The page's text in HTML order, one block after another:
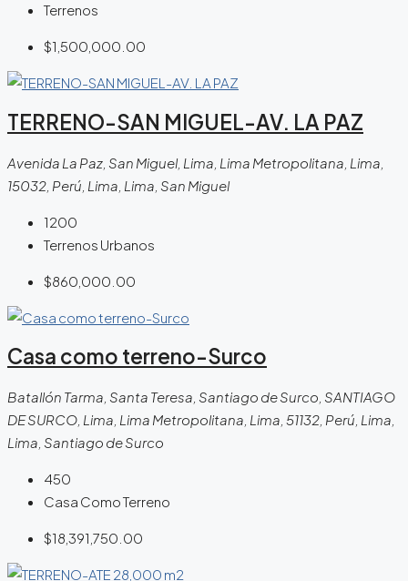
Terrenos
$1,500,000.00
TERRENO-SAN MIGUEL-AV. LA PAZ
Avenida La Paz, San Miguel, Lima, Lima Metropolitana, Lima,
15032, Perú, Lima, Lima, San Miguel
1200
Terrenos Urbanos
$860,000.00
Casa como terreno-Surco
Batallón Tarma, Santa Teresa, Santiago de Surco, SANTIAGO
DE SURCO, Lima, Lima Metropolitana, Lima, 51132, Perú, Lima,
Lima, Santiago de Surco
450
Casa Como Terreno
$18,391,750.00